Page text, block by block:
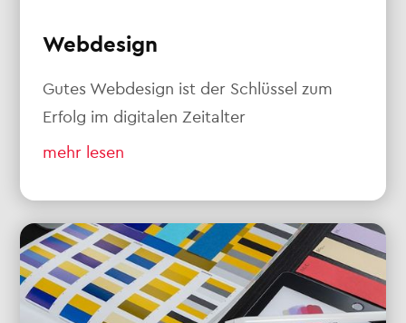
Webdesign
Gutes Webdesign ist der Schlüssel zum
Erfolg im digitalen Zeitalter
mehr lesen